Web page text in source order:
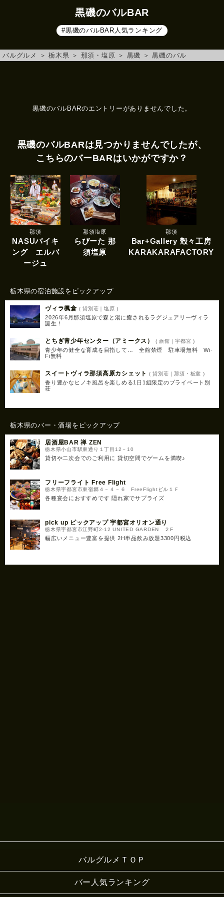
黒磯のバルBAR
#黒磯のバルBAR人気ランキング
バルグルメ ＞ 栃木県 ＞ 那須・塩原 ＞ 黒磯 ＞黒磯のバル
黒磯のバルBARのエントリーがありませんでした。
黒磯のバルBARは見つかりませんでしたが、
こちらのバーBARはいかがですか？
那須
NASUバイキ
ング エルバ
ージュ
那須塩原
らびーた 那
須塩原
那須
Bar+Gallery 殻々工房
KARAKARAFACTORY
栃木県の宿泊施設をピックアップ
ヴィラ楓倉 ( 貸別荘｜塩原 )
2026年6月那須塩原で森と湯に癒されるラグジュアリーヴィラ
誕生！
とちぎ青少年センター（アミークス） ( 旅館｜宇都宮 )
青少年の健全な育成を目指して… 全館禁煙 駐車場無料 Wi-
Fi無料
スイートヴィラ那須高原カシェット ( 貸別荘｜那須・板室 )
香り豊かなヒノキ風呂を楽しめる1日1組限定のプライベート別
荘
栃木県のバー・酒場をピックアップ
居酒屋BAR 禅 ZEN
栃木県小山市駅東通り１丁目12－10
貸切や二次会でのご利用に 貸切空間でゲームを満喫♪
フリーフライト Free Flight
栃木県宇都宮市東宿郷４－４－６ FreeFlightビル１Ｆ
各種宴会におすすめです 隠れ家でサプライズ
pick up ピックアップ 宇都宮オリオン通り
栃木県宇都宮市江野町2-12 UNITED GARDEN ２F
幅広いメニュー豊富を提供 2H単品飲み放題3300円税込
バルグルメＴＯＰ
バー人気ランキング